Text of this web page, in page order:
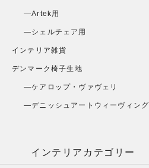
Artek用
シェルチェア用
インテリア雑貨
デンマーク椅子生地
ケアロップ・ヴァヴェリ
デニッシュアートウィーヴィング
インテリアカテゴリー